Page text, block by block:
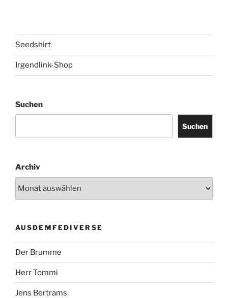
Seedshirt
Irgendlink-Shop
Suchen
Suchen
Archiv
AUSDEMFEDIVERSE
Der Brumme
Herr Tommi
Jens Bertrams